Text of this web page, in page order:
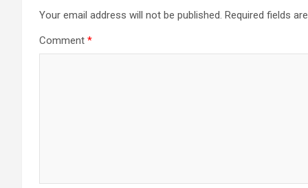
Your email address will not be published. Required fields
Comment *